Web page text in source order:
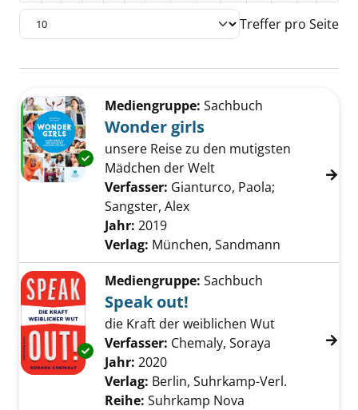
Treffer pro Seite
Zu den Suchfiltern springen
Exemplar-Details von Wonder girls anzeigen
Mediengruppe: Sachbuch
Wonder girls
unsere Reise zu den mutigsten
Mädchen der Welt
Verfasser: Gianturco, Paola;
Sangster, Alex
Jahr: 2019
Verlag: München, Sandmann
Exemplar-Details von Speak out! anzeigen
Mediengruppe: Sachbuch
Speak out!
die Kraft der weiblichen Wut
Verfasser: Chemaly, Soraya Suche nach
Jahr: 2020
Verlag: Berlin, Suhrkamp-Verl.
Reihe: Suhrkamp Nova